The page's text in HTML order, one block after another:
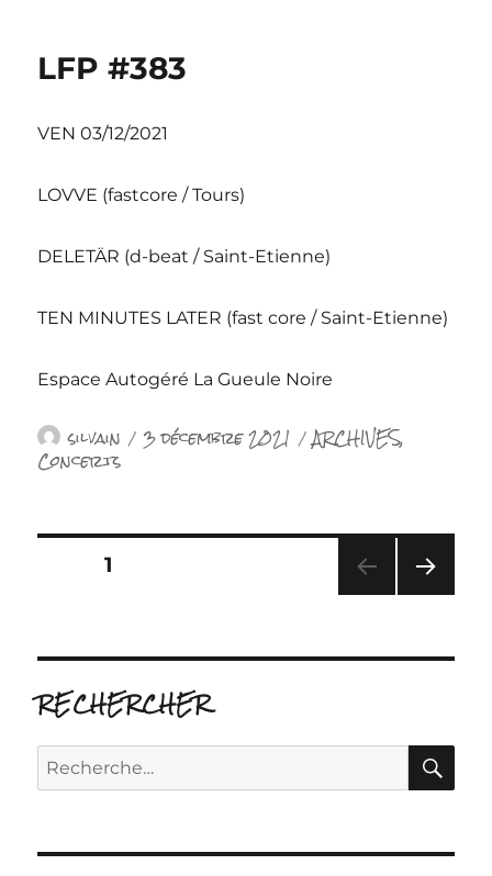
LFP #383
VEN 03/12/2021
LOVVE (fastcore / Tours)
DELETÄR (d-beat / Saint-Etienne)
TEN MINUTES LATER (fast core / Saint-Etienne)
Espace Autogéré La Gueule Noire
Auteur
silvain Publié
le
3 décembre 2021 Catégories
ARCHIVES,
Concerts
Pagination
publications
PAGE1
ANT
RECHERCHER
Recherche
pour :